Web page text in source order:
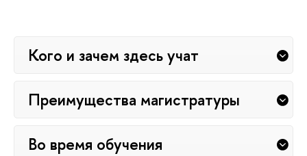
Кого и зачем здесь учат
Преимущества магистратуры
Во время обучения